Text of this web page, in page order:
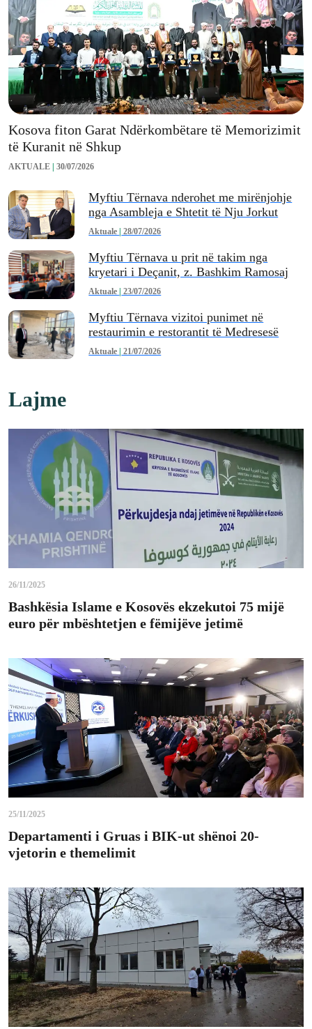
AKTUALE 30/07/2026
Kosova fiton Garat Ndërkombëtare të Memorizimit
të Kuranit në Shkup
Aktuale 28/07/2026
Myftiu Tërnava nderohet me mirënjohje
nga Asambleja e Shtetit të Nju Jorkut
Aktuale 23/07/2026
Myftiu Tërnava u prit në takim nga
kryetari i Deçanit, z. Bashkim Ramosaj
Aktuale 21/07/2026
Myftiu Tërnava vizitoi punimet në
restaurimin e restorantit të Medresesë
Lajme
26/11/2025
Bashkësia Islame e Kosovës ekzekutoi 75 mijë
euro për mbështetjen e fëmijëve jetimë
25/11/2025
Departamenti i Gruas i BIK-ut shënoi 20-
vjetorin e themelimit